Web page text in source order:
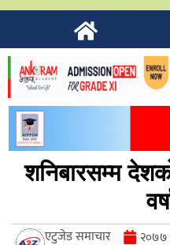
शनिबारसम्म
एटुजेड समाचार २०७७